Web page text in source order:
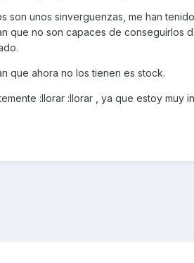
son unos sinverguenzas, me han
que no son capaces de conseguirlos
que ahora no los tienen es stock.
:llorar :llorar , ya que estoy muy